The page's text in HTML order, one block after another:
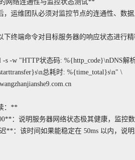
网络连通性与监控状态测试**
，运维团队必须对监控节点的连通性、数
下终端命令对目标服务器的响应状态进行精
-s -w "HTTP状态码: %{http_code}\nDNS解
总耗时: %{time_total}s\n" \
：**
：说明服务器网络状态极其健康，监控数
：该时间如果能稳定在 50ms 以内，说